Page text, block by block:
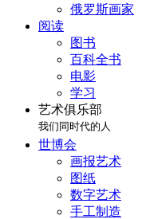
俄罗斯画家
阅读
图书
百科全书
电影
学习
艺术俱乐部
我们同时代的人
世博会
画报艺术
图纸
数字艺术
手工制造